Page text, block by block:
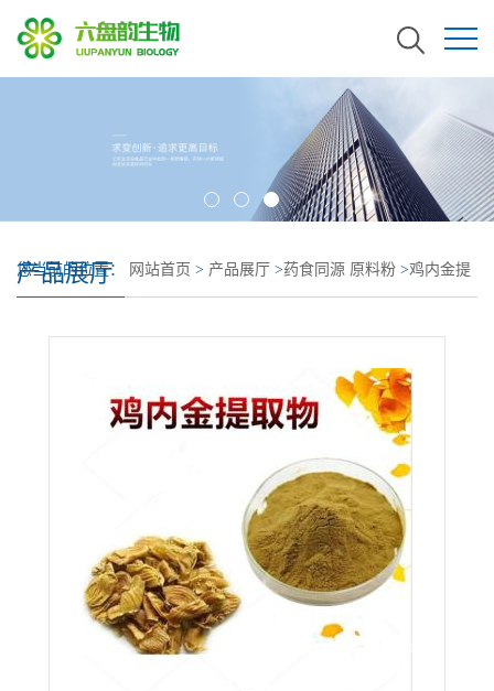
产品展厅
您当前的位置： 网站首页 > 产品展厅 >药食同源 原料粉 >鸡内金提